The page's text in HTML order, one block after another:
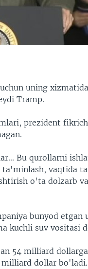
uning
Tramp.
prezident
Bu qurollarni
vaqtida
o'ta dolzarb
bunyod etgan
kuchli suv vositasi
54 milliard
dollar